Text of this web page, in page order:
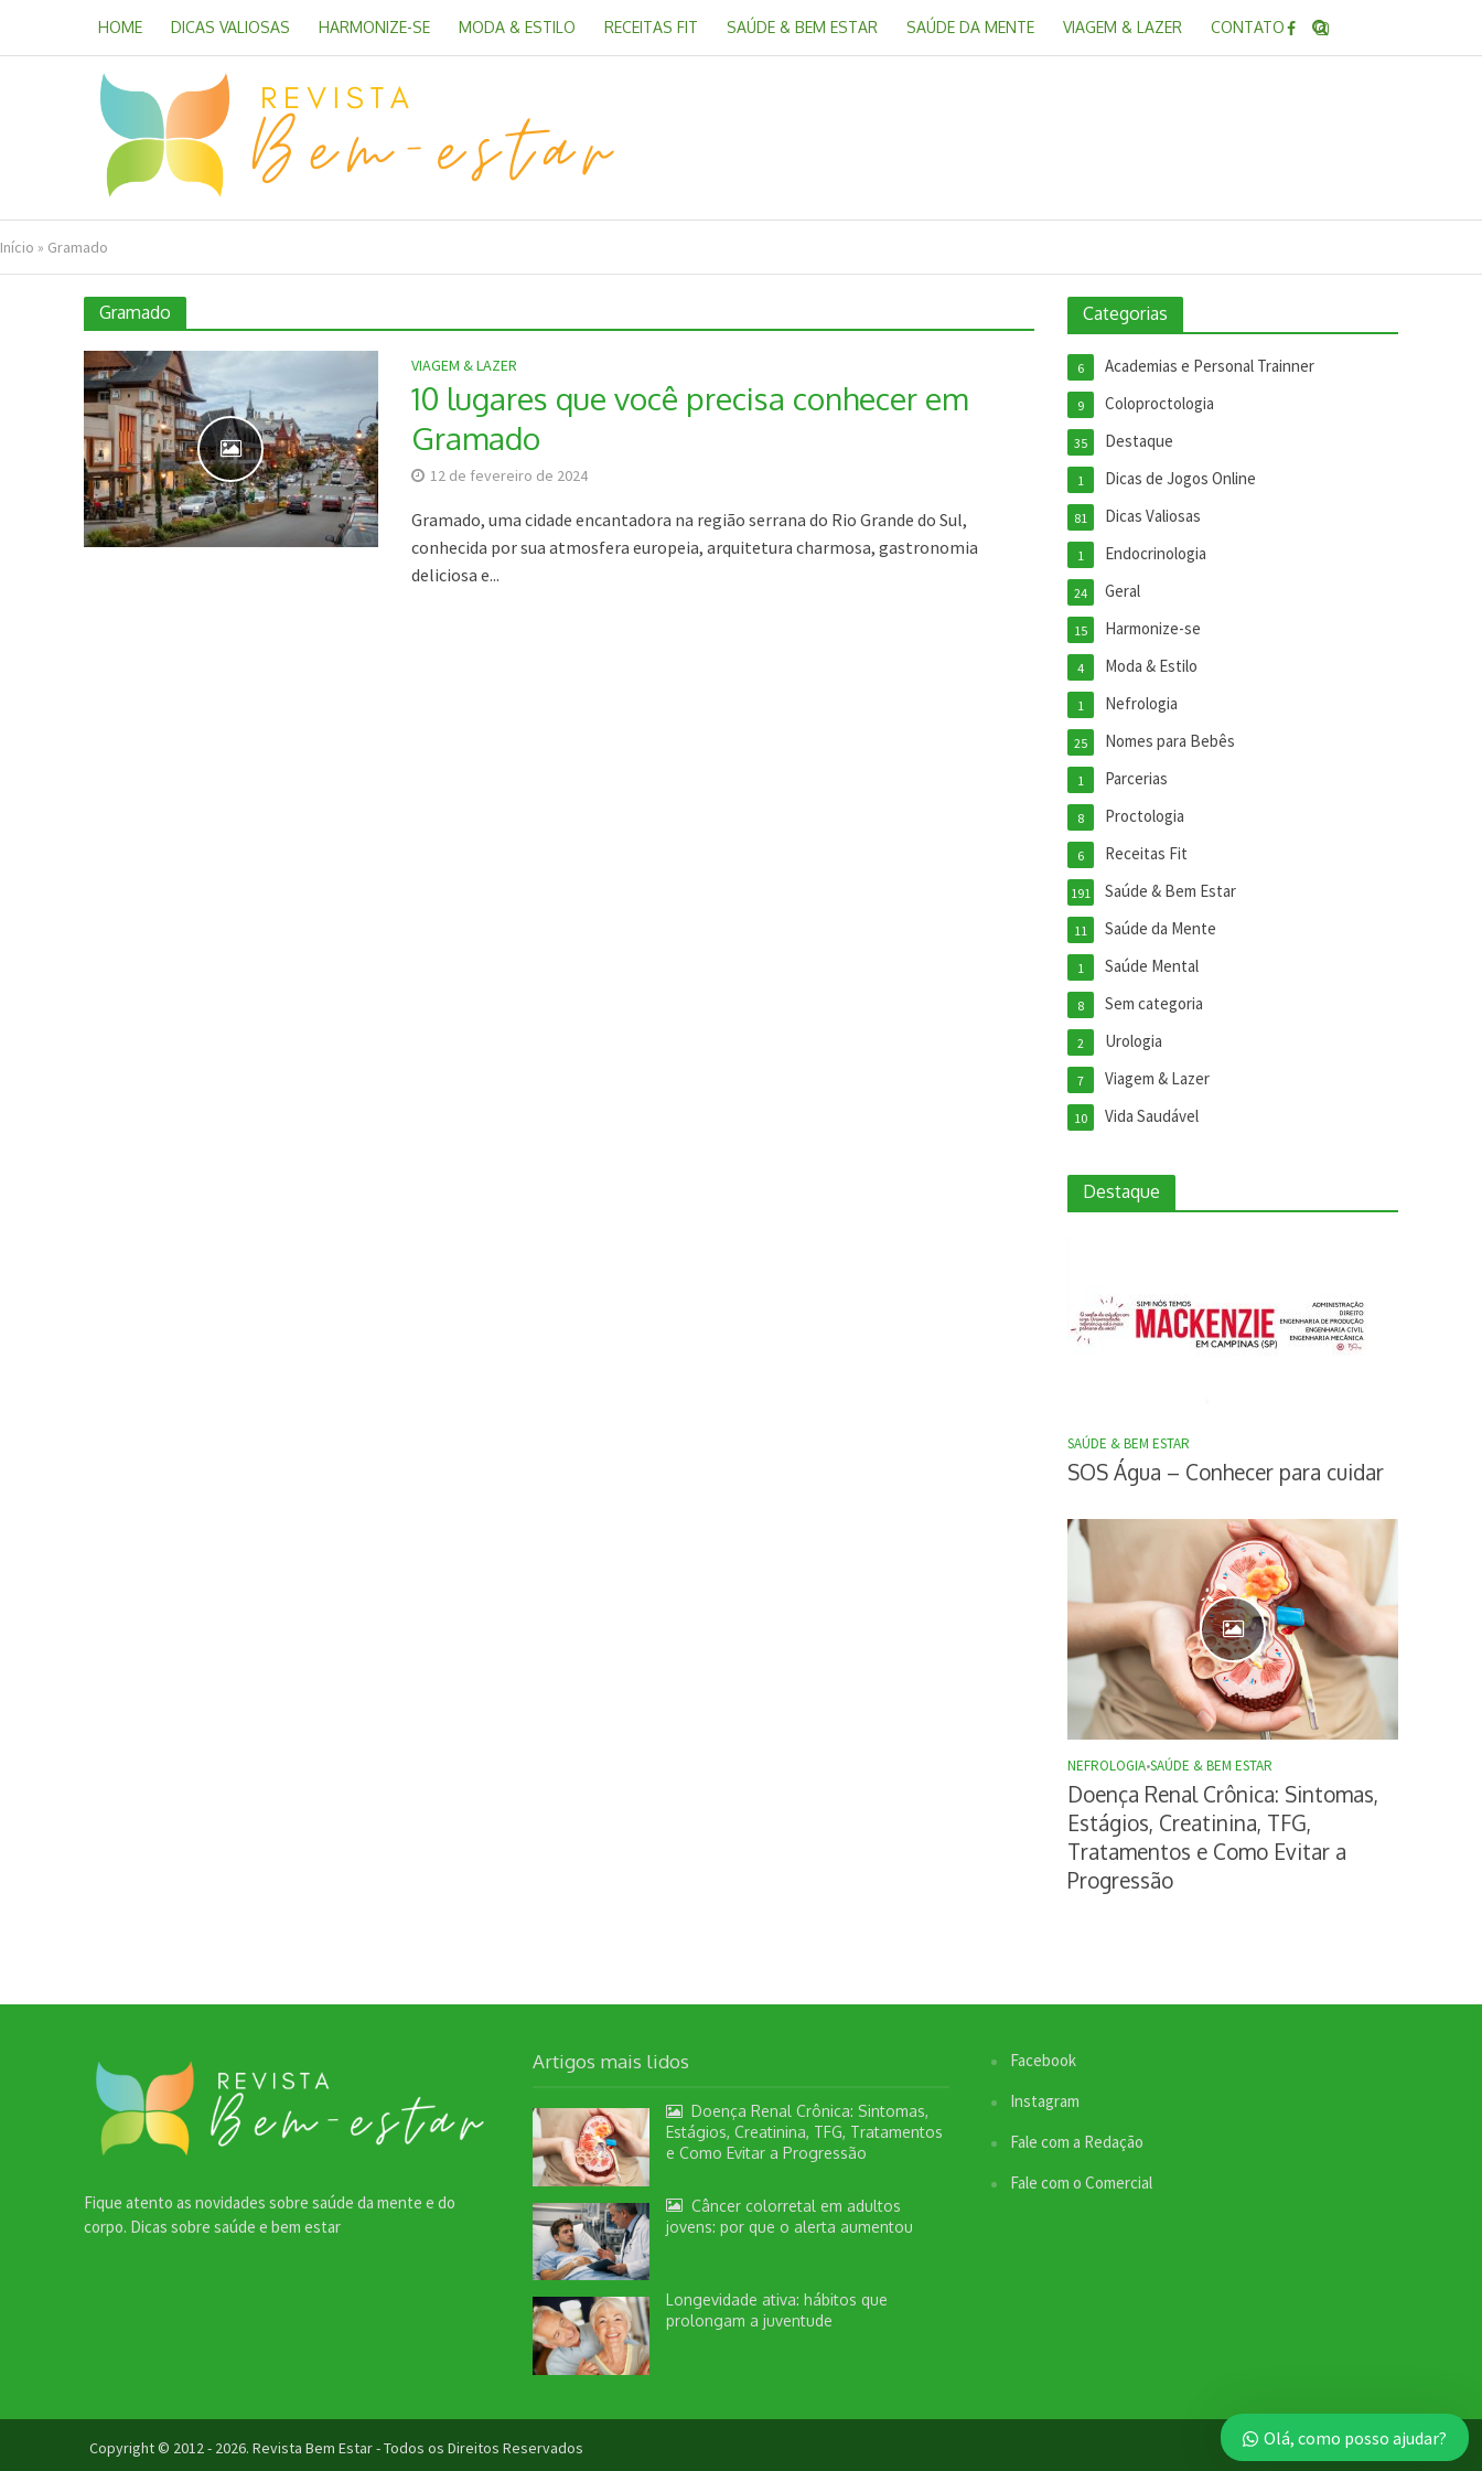
HOME DICAS VALIOSAS HARMONIZE-SE MODA & ESTILO RECEITAS FIT SAÚDE & BEM ESTAR SAÚDE DA MENTE VIAGEM & LAZER CONTATO
Início » Gramado
Gramado
VIAGEM & LAZER
10 lugares que você precisa conhecer em
Gramado
12 de fevereiro de 2024
Gramado, uma cidade encantadora na região serrana do Rio Grande do Sul,
conhecida por sua atmosfera europeia, arquitetura charmosa, gastronomia
deliciosa e...
Categorias
Academias e Personal Trainner
6
Coloproctologia
9
Destaque
35
Dicas de Jogos Online
1
Dicas Valiosas
81
Endocrinologia
1
Geral
24
Harmonize-se
15
Moda & Estilo
4
Nefrologia
1
Nomes para Bebês
25
Parcerias
1
Proctologia
8
Receitas Fit
6
Saúde & Bem Estar
191
Saúde da Mente
11
Saúde Mental
1
Sem categoria
8
Urologia
2
Viagem & Lazer
7
Vida Saudável
10
Destaque
SAÚDE & BEM ESTAR
SOS Água – Conhecer para cuidar
NEFROLOGIA•SAÚDE & BEM ESTAR
Doença Renal Crônica: Sintomas,
Estágios, Creatinina, TFG,
Tratamentos e Como Evitar a
Progressão
Fique atento as novidades sobre saúde da mente e do
corpo. Dicas sobre saúde e bem estar
Artigos mais lidos
Doença Renal Crônica: Sintomas,
Estágios, Creatinina, TFG, Tratamentos
e Como Evitar a Progressão
Câncer colorretal em adultos
jovens: por que o alerta aumentou
Longevidade ativa: hábitos que
prolongam a juventude
Facebook
Instagram
Fale com a Redação
Fale com o Comercial
Copyright © 2012 - 2026. Revista Bem Estar - Todos os Direitos Reservados
quer enviar pautas.
Olá, como posso ajudar?